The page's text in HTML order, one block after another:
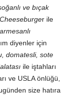
ve bıçak
Cheeseburger ile
diyenler için
domatesli, sote
ile iştahları
ve USLA önlüğü,
size hatıra